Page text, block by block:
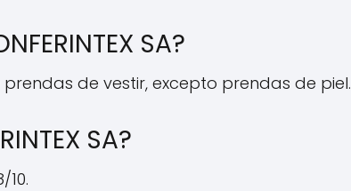
SA?
de vestir, excepto prendas de piel.
SA?